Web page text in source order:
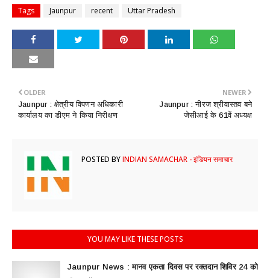
Tags Jaunpur recent Uttar Pradesh
NEWER
Jaunpur : नीरज श्रीवास्तव बने
जेसीआई के 61वें अध्यक्ष
OLDER
​Jaunpur : क्षेत्रीय विपणन अधिकारी
कार्यालय का डीएम ने किया निरीक्षण
POSTED BYINDIAN SAMACHAR - इंडियन समाचार
YOU MAY LIKE THESE POSTS
Jaunpur News : ​मानव एकता दिवस पर रक्तदान शिविर 24 को